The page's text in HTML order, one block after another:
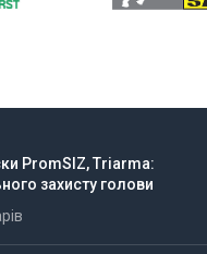
PromSIZ, Triarma:
захисту голови